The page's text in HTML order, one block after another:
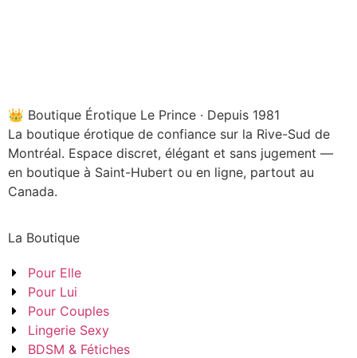
👑 Boutique Érotique Le Prince · Depuis 1981
La boutique érotique de confiance sur la Rive-Sud de
Montréal. Espace discret, élégant et sans jugement —
en boutique à Saint-Hubert ou en ligne, partout au
Canada.
La Boutique
Pour Elle
Pour Lui
Pour Couples
Lingerie Sexy
BDSM & Fétiches